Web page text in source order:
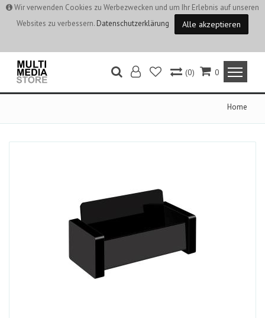
Wir verwenden Cookies zu Werbezwecken und um Ihr Erlebnis auf unseren
Websites zu verbessern. Datenschutzerklärung Alle akzeptieren
0
(0)
Home